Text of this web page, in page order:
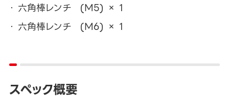
六角棒レンチ (M5) × 1
六角棒レンチ (M6) × 1
スペック概要